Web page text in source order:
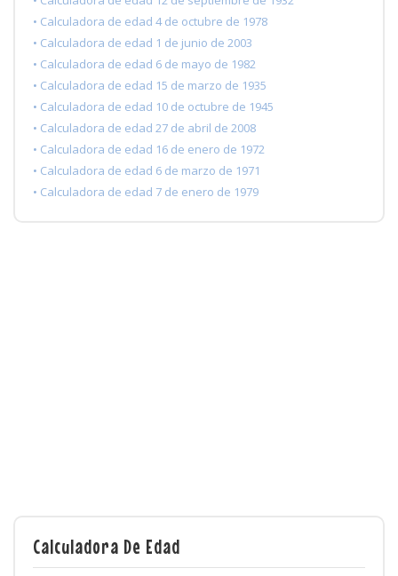
• Calculadora de edad 4 de octubre de 1978
• Calculadora de edad 1 de junio de 2003
• Calculadora de edad 6 de mayo de 1982
• Calculadora de edad 15 de marzo de 1935
• Calculadora de edad 10 de octubre de 1945
• Calculadora de edad 27 de abril de 2008
• Calculadora de edad 16 de enero de 1972
• Calculadora de edad 6 de marzo de 1971
• Calculadora de edad 7 de enero de 1979
Calculadora De Edad